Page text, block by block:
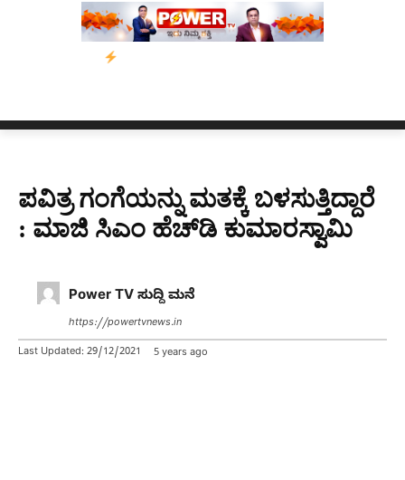
ಬೀರೇನ್ ಸಿಂಗ್ ಅವರ ಆಡಿಯೋ ಕ್ಲಿಪ್ ಅನ್ನು ಬದಲಾಯಿಸಲಾಗಿದೆ.
ಪವಿತ್ರ ಗಂಗೆಯನ್ನು ಮತಕ್ಕೆ ಬಳಸುತ್ತಿದ್ದಾರೆ
: ಮಾಜಿ ಸಿಎಂ ಹೆಚ್​​​ಡಿ ಕುಮಾರಸ್ವಾಮಿ
Power TV ಸುದ್ದಿ ಮನೆ
https://powertvnews.in
Last Updated: 29/12/2021 5 years ago